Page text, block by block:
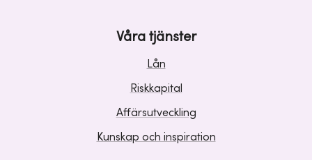
Våra tjänster
Lån
Riskkapital
Affärsutveckling
Kunskap och inspiration